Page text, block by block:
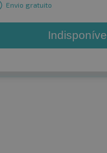
Envio gratuito
Indisponível